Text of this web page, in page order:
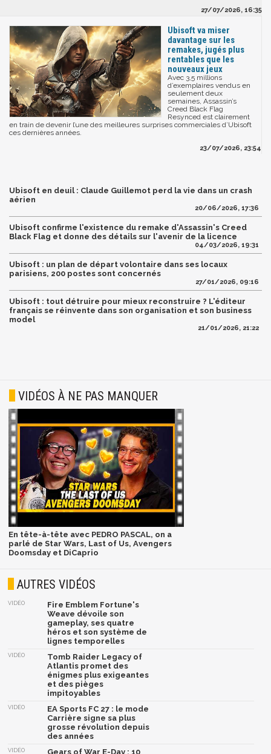
27/07/2026, 16:35
Ubisoft va miser
davantage sur les
remakes, jugés plus
rentables que les
nouveaux jeux
Avec 3,5 millions
d’exemplaires vendus en
seulement deux
semaines, Assassin’s
Creed Black Flag
Resynced est clairement
en train de devenir l’une des meilleures surprises commerciales d’Ubisoft
ces dernières années.
23/07/2026, 23:54
Ubisoft en deuil : Claude Guillemot perd la vie dans un crash
aérien
20/06/2026, 17:36
Ubisoft confirme l'existence du remake d'Assassin's Creed
Black Flag et donne des détails sur l'avenir de la licence
04/03/2026, 19:31
Ubisoft : un plan de départ volontaire dans ses locaux
parisiens, 200 postes sont concernés
27/01/2026, 09:16
Ubisoft : tout détruire pour mieux reconstruire ? L'éditeur
français se réinvente dans son organisation et son business
model
21/01/2026, 21:22
VIDÉOS À NE PAS MANQUER
En tête-à-tête avec PEDRO PASCAL, on a
parlé de Star Wars, Last of Us, Avengers
Doomsday et DiCaprio
AUTRES VIDÉOS
VIDÉO
Fire Emblem Fortune's
Weave dévoile son
gameplay, ses quatre
héros et son système de
lignes temporelles
VIDÉO
Tomb Raider Legacy of
Atlantis promet des
énigmes plus exigeantes
et des pièges
impitoyables
VIDÉO
EA Sports FC 27 : le mode
Carrière signe sa plus
grosse révolution depuis
des années
VIDÉO Gears of War E-Day : 10